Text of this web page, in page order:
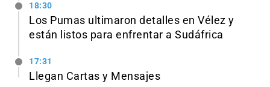
18:30
Los Pumas ultimaron detalles en Vélez y
están listos para enfrentar a Sudáfrica
17:31
Llegan Cartas y Mensajes